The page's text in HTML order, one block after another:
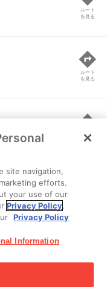
ルート
を見る
ルート
を見る
ルート
を見る
Co., Ltd.
site navigation,
efforts.
your use of our
Privacy Policy.
Privacy Policy
Information